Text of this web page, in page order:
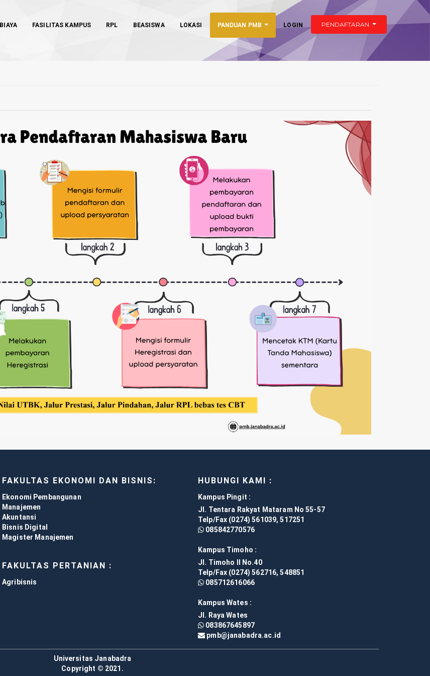
BIAYA FASILITAS KAMPUS RPL BEASISWA LOKASI PANDUAN PMB LOGIN PENDAFTARAN
FAKULTAS EKONOMI DAN BISNIS:
Ekonomi Pembangunan
Manajemen
Akuntansi
Bisnis Digital
Magister Manajemen
FAKULTAS PERTANIAN :
Agribisnis
HUBUNGI KAMI :
Kampus Pingit :
Jl. Tentara Rakyat Mataram No 55-57
Telp/Fax (0274) 561039, 517251
085842770576
Kampus Timoho :
Jl. Timoho II No.40
Telp/Fax (0274) 562716, 548851
085712616066
Kampus Wates :
Jl. Raya Wates
083867645897
pmb@janabadra.ac.id
Universitas Janabadra
Copyright © 2021.